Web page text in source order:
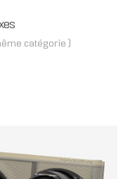
catégorie )